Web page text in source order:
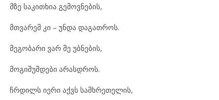
მზე საკითხია გემოვნების,
მთვარემ კი – უნდა დაგათროს.
მეგობარი ვარ მე უბნების,
მოგიშუშდები არასდროს.
ჩრდილს იერი აქვს სამხრეთელის,